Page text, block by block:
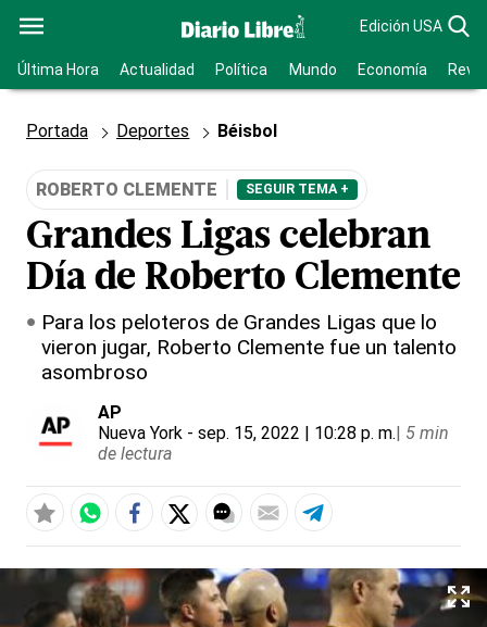
Edición USA
Última Hora Actualidad Política Mundo Economía
Portada Deportes Béisbol
ROBERTO CLEMENTE SEGUIR TEMA +
Grandes Ligas celebran
Día de Roberto Clemente
Para los peloteros de Grandes Ligas que lo
vieron jugar, Roberto Clemente fue un talento
asombroso
AP
Nueva York - sep. 15, 2022 | 10:28 p. m.| 5 min
de lectura